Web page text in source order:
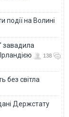
події на Волині
завадила
138
без світла
Держстату